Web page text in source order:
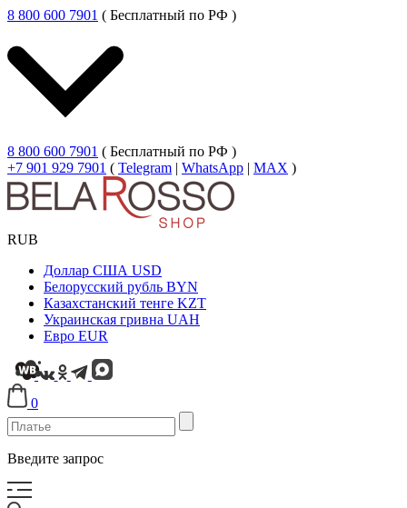
8 800 600 7901 ( Бесплатный по РФ )
8 800 600 7901 ( Бесплатный по РФ )
+7 901 929 7901 ( Telegram | WhatsApp | MAX )
RUB
Доллар США USD
Белорусский рубль BYN
Казахстанский тенге KZT
Украинская гривна UAH
Евро EUR
0
Введите запрос